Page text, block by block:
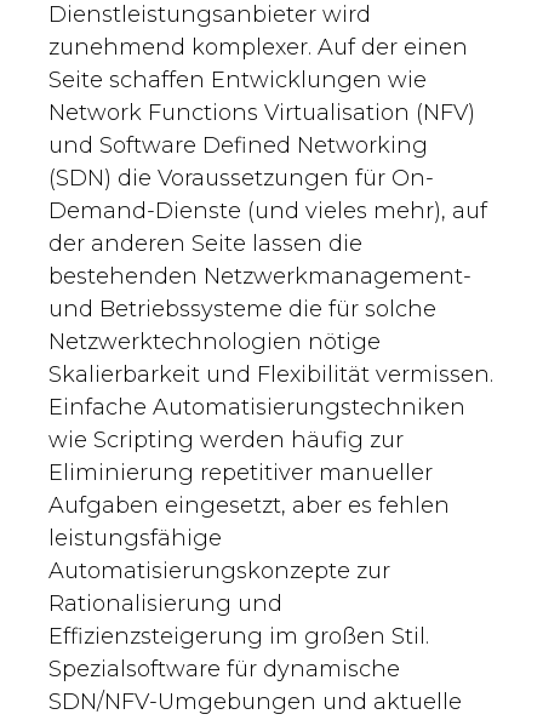
Dienstleistungsanbieter wird
zunehmend komplexer. Auf der einen
Seite schaffen Entwicklungen wie
Network Functions Virtualisation (NFV)
und Software Defined Networking
(SDN) die Voraussetzungen für On-
Demand-Dienste (und vieles mehr), auf
der anderen Seite lassen die
bestehenden Netzwerkmanagement-
und Betriebssysteme die für solche
Netzwerktechnologien nötige
Skalierbarkeit und Flexibilität vermissen.
Einfache Automatisierungstechniken
wie Scripting werden häufig zur
Eliminierung repetitiver manueller
Aufgaben eingesetzt, aber es fehlen
leistungsfähige
Automatisierungskonzepte zur
Rationalisierung und
Effizienzsteigerung im großen Stil.
Spezialsoftware für dynamische
SDN/NFV-Umgebungen und aktuelle